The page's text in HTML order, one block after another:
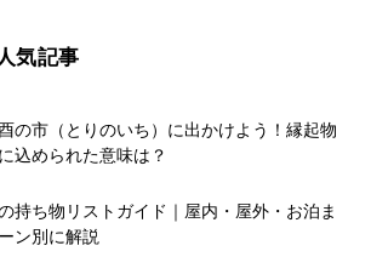
気記事
の市（とりのいち）に出かけよう！縁起物
込められた意味は？
持ち物リストガイド｜屋内・屋外・お泊ま
ン別に解説